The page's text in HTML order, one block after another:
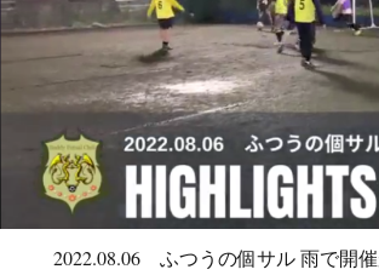
2022.08.06 ふつうの個サル 雨で開